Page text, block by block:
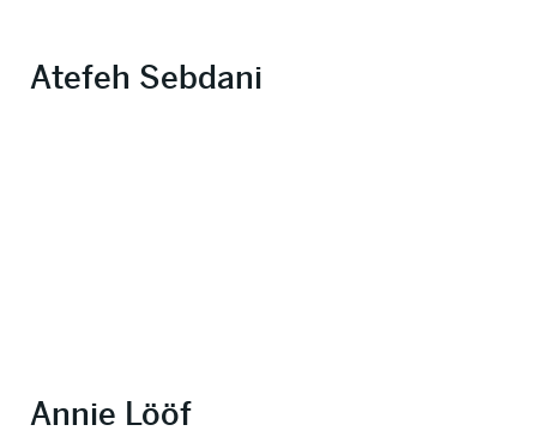
Atefeh Sebdani
Annie Lööf